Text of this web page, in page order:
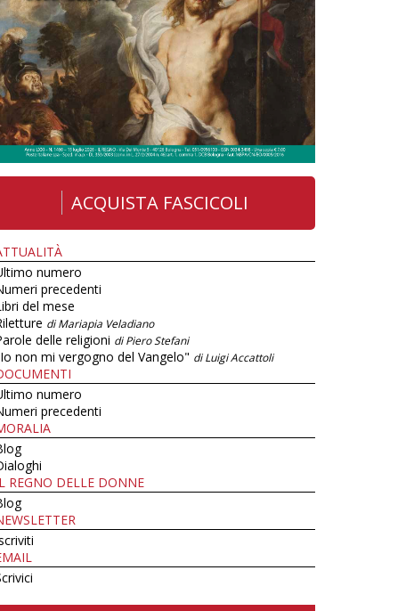
ACQUISTA FASCICOLI
numero
precedenti
del mese
di Mariapia Veladiano
delle religioni di Piero Stefani
non mi vergogno del Vangelo" di Luigi Accattoli
numero
precedenti
REGNO DELLE DONNE